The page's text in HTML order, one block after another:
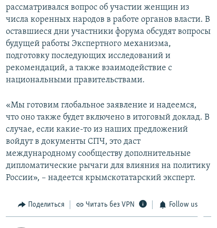
рассматривался вопрос об участии женщин из
числа коренных народов в работе органов власти. В
оставшиеся дни участники форума обсудят вопросы
будущей работы Экспертного механизма,
подготовку последующих исследований и
рекомендаций, а также взаимодействие с
национальными правительствами.
«Мы готовим глобальное заявление и надеемся,
что оно также будет включено в итоговый доклад. В
случае, если какие-то из наших предложений
войдут в документы СПЧ, это даст
международному сообществу дополнительные
дипломатические рычаги для влияния на политику
России», – надеется крымскотатарский эксперт.
Поделиться Читать без VPN Follow us